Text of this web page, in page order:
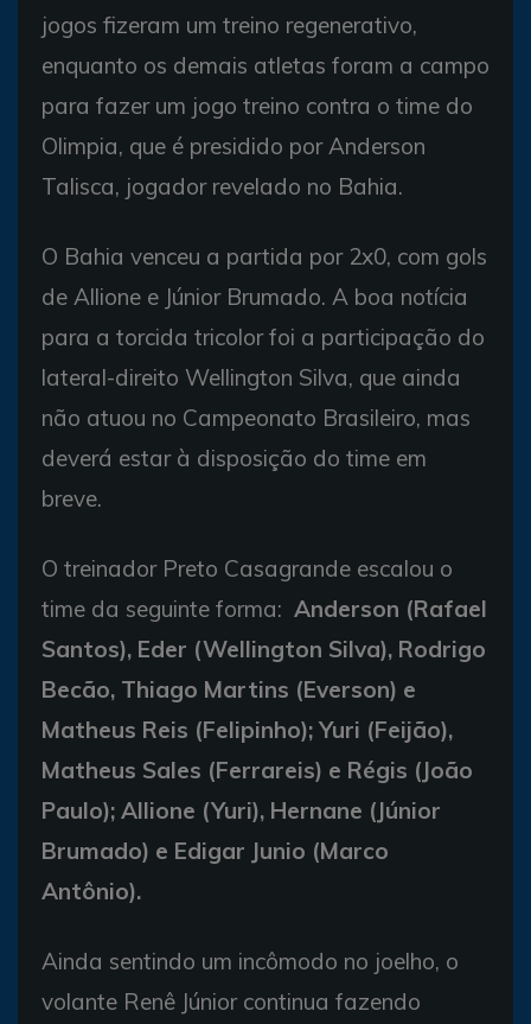
jogos fizeram um treino regenerativo,
enquanto os demais atletas foram a campo
para fazer um jogo treino contra o time do
Olimpia, que é presidido por Anderson
Talisca, jogador revelado no Bahia.
O Bahia venceu a partida por 2x0, com gols
de Allione e Júnior Brumado. A boa notícia
para a torcida tricolor foi a participação do
lateral-direito Wellington Silva, que ainda
não atuou no Campeonato Brasileiro, mas
deverá estar à disposição do time em
breve.
O treinador Preto Casagrande escalou o
time da seguinte forma: Anderson (Rafael
Santos), Eder (Wellington Silva), Rodrigo
Becão, Thiago Martins (Everson) e
Matheus Reis (Felipinho); Yuri (Feijão),
Matheus Sales (Ferrareis) e Régis (João
Paulo); Allione (Yuri), Hernane (Júnior
Brumado) e Edigar Junio (Marco
Antônio).
Ainda sentindo um incômodo no joelho, o
volante Renê Júnior continua fazendo